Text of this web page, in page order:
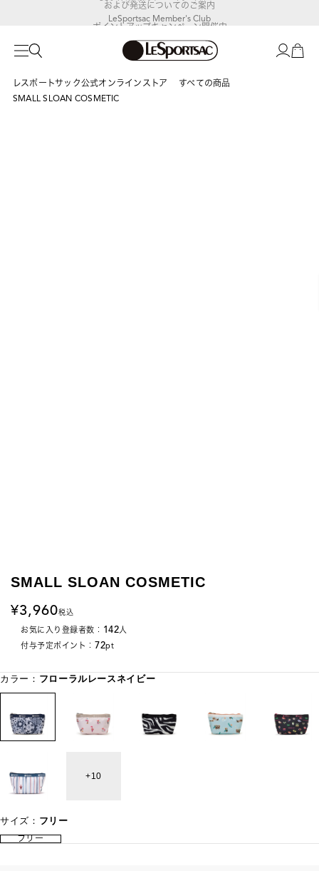
LeSportsac Member's Club
ポイントアップキャンペーン開催中
レスポートサック公式オンラインストア
すべての商品
SMALL SLOAN COSMETIC
SMALL SLOAN COSMETIC
3,960税込
お気に入り登録者数： 142人
付与予定ポイント： 72pt
カラー： フローラルレースネイビー
10
サイズ： フリー
フリー